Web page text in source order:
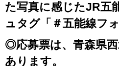
た写真に感じたJR五
ュタグ「＃五能線フ
◎応募票は、青森県
あります。